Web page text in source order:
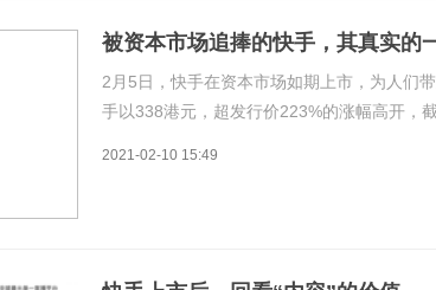
被资本市场追捧的快手，其真实的
2月5日，快手在资本市场如期上市，为人们
手以338港元，超发行价223%的涨幅高开，
股，市值高达1.23万亿港币，成为中国第五
热，让许多业内人士都直呼“疯了”。而在上
2021-02-10 15:49